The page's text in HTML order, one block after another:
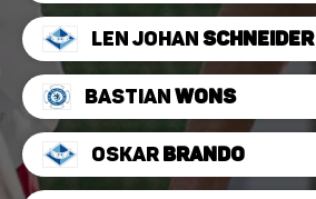
Len JohanSchneider
BastianWons
OskarBrando